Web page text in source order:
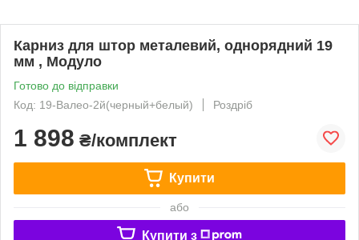
Карниз для штор металевий, однорядний 19
мм , Модуло
Готово до відправки
Код: 19-Валео-2й(черный+белый)
Роздріб
1 898 ₴/комплект
Купити
або
Купити з